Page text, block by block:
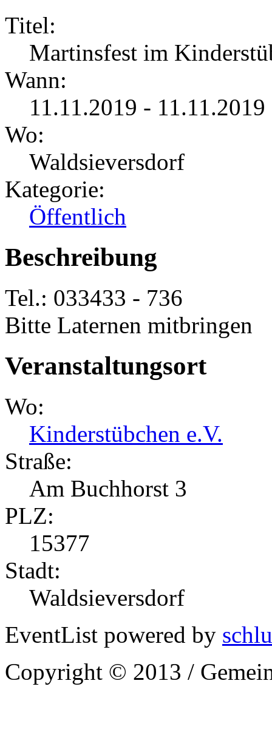
Titel:
Martinsfest im
Wann:
11.11.2019 -
Wo:
Waldsieversdorf
Kategorie:
Öffentlich
Beschreibung
Tel.: 033433 - 736
Bitte Laternen mitbringen
Veranstaltungsort
Wo:
Kinderstübchen e.V.
Straße:
Am Buchhorst 3
PLZ:
15377
Stadt:
Waldsieversdorf
EventList powered by
Copyright © 2013 /